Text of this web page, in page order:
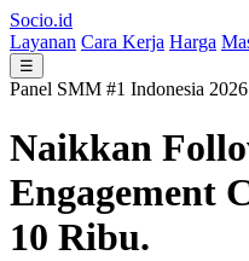
Socio.id
Layanan Cara Kerja Harga
☰
Panel SMM #1 Indonesia 2026
Naikkan
Engagement
10 Ribu.